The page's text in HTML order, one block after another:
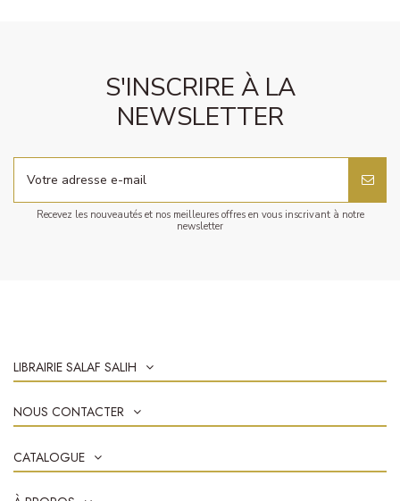
S'INSCRIRE À LA
NEWSLETTER
Recevez les nouveautés et nos meilleures offres en vous inscrivant à notre
newsletter
LIBRAIRIE SALAF SALIH
NOUS CONTACTER
CATALOGUE